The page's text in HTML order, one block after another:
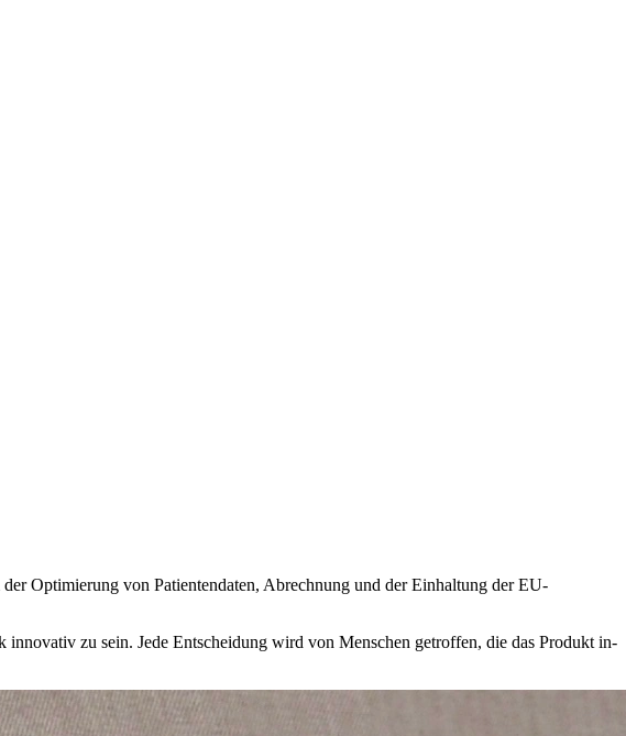
Optimierung von Patientendaten, Abrechnung und der Einhaltung der EU-
zu sein. Jede Entscheidung wird von Menschen getroffen, die das Produkt in-